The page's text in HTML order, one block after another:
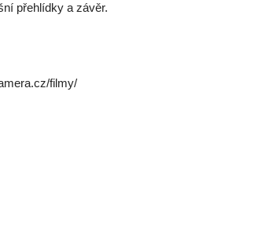
přehlídky a závěr.
filmy/